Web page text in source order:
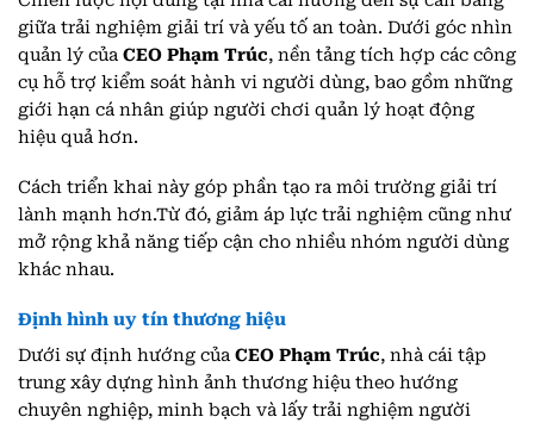
giữa trải nghiệm giải trí và yếu tố an toàn. Dưới góc nhìn
quản lý của CEO Phạm Trúc, nền tảng tích hợp các công
cụ hỗ trợ kiểm soát hành vi người dùng, bao gồm những
giới hạn cá nhân giúp người chơi quản lý hoạt động
hiệu quả hơn.
Cách triển khai này góp phần tạo ra môi trường giải trí
lành mạnh hơn.Từ đó, giảm áp lực trải nghiệm cũng như
mở rộng khả năng tiếp cận cho nhiều nhóm người dùng
khác nhau.
Định hình uy tín thương hiệu
Dưới sự định hướng của CEO Phạm Trúc, nhà cái tập
trung xây dựng hình ảnh thương hiệu theo hướng
chuyên nghiệp, minh bạch và lấy trải nghiệm người